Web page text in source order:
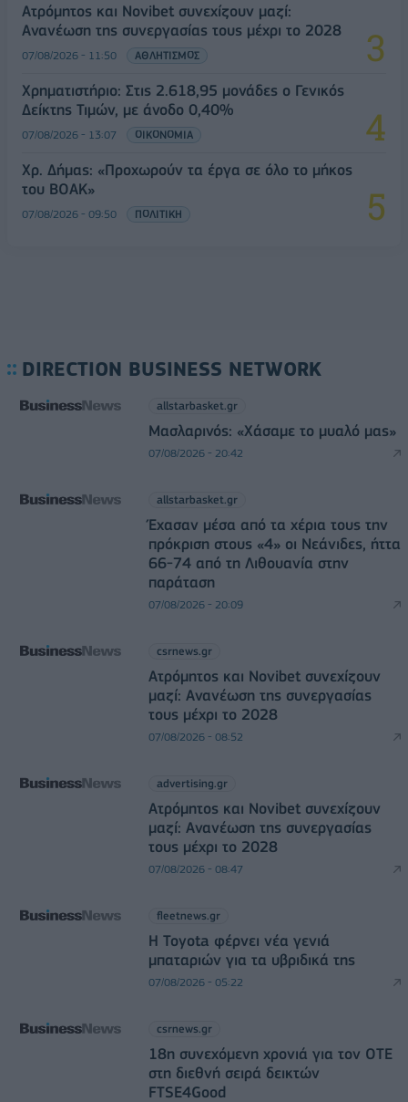
Ατρόμητος και Novibet συνεχίζουν μαζί:
Ανανέωση της συνεργασίας τους μέχρι το 2028
07/08/2026 - 11:50 ΑΘΛΗΤΙΣΜΟΣ
Χρηματιστήριο: Στις 2.618,95 μονάδες ο Γενικός
Δείκτης Τιμών, με άνοδο 0,40%
07/08/2026 - 13:07 ΟΙΚΟΝΟΜΙΑ
Χρ. Δήμας: «Προχωρούν τα έργα σε όλο το μήκος
του ΒΟΑΚ»
07/08/2026 - 09:50 ΠΟΛΙΤΙΚΗ
DIRECTION BUSINESS NETWORK
allstarbasket.gr
Μασλαρινός: «Χάσαμε το μυαλό μας»
07/08/2026 - 20:42
allstarbasket.gr
Έχασαν μέσα από τα χέρια τους την
πρόκριση στους «4» οι Νεάνιδες, ήττα
66-74 από τη Λιθουανία στην
παράταση
07/08/2026 - 20:09
csrnews.gr
Ατρόμητος και Novibet συνεχίζουν
μαζί: Ανανέωση της συνεργασίας
τους μέχρι το 2028
07/08/2026 - 08:52
advertising.gr
Ατρόμητος και Novibet συνεχίζουν
μαζί: Ανανέωση της συνεργασίας
τους μέχρι το 2028
07/08/2026 - 08:47
fleetnews.gr
Η Toyota φέρνει νέα γενιά
μπαταριών για τα υβριδικά της
07/08/2026 - 05:22
csrnews.gr
18η συνεχόμενη χρονιά για τον ΟΤΕ
στη διεθνή σειρά δεικτών
FTSE4Good